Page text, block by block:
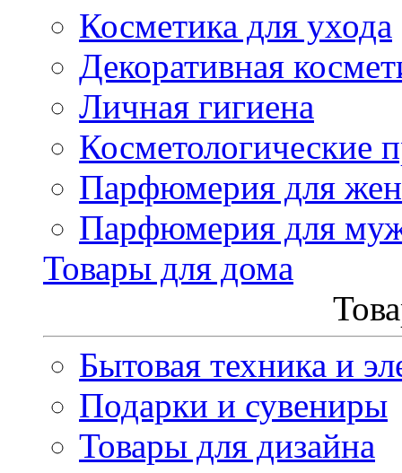
Косметика для ухода
Декоративная
Личная гигиена
Косметологические
Парфюмерия для
Парфюмерия для
Товары для дома
Бытовая техника и
Подарки и сувениры
Товары для дизайна